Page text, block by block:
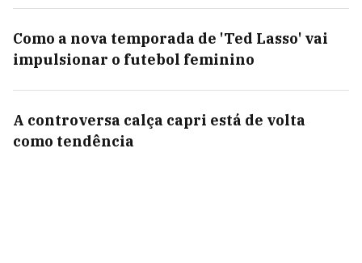
Como a nova temporada de 'Ted Lasso' vai
impulsionar o futebol feminino
A controversa calça capri está de volta
como tendência